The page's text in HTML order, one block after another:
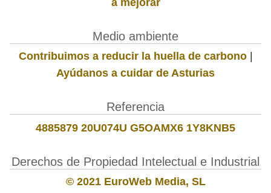
Medio ambiente
Contribuimos a reducir la huella de carbono|
Ayúdanos a cuidar de Asturias
Referencia
4885879 20U074U G5OAMX6 1Y8KNB5
Derechos de Propiedad Intelectual e Industrial
© 2021 EuroWeb Media, SL